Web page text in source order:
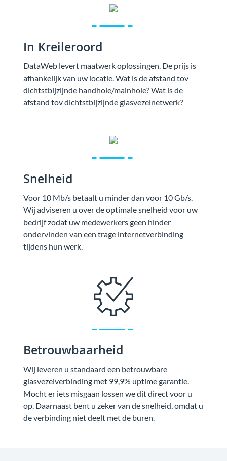
In Kreileroord
DataWeb levert maatwerk oplossingen. De prijs is
afhankelijk van uw locatie. Wat is de afstand tov
dichtstbijzijnde handhole/mainhole? Wat is de
afstand tov dichtstbijzijnde glasvezelnetwerk?
Snelheid
Voor 10 Mb/s betaalt u minder dan voor 10 Gb/s.
Wij adviseren u over de optimale snelheid voor uw
bedrijf zodat uw medewerkers geen hinder
ondervinden van een trage internetverbinding
tijdens hun werk.
Betrouwbaarheid
Wij leveren u standaard een betrouwbare
glasvezelverbinding met 99,9% uptime garantie.
Mocht er iets misgaan lossen we dit direct voor u
op. Daarnaast bent u zeker van de snelheid, omdat u
de verbinding niet deelt met de buren.